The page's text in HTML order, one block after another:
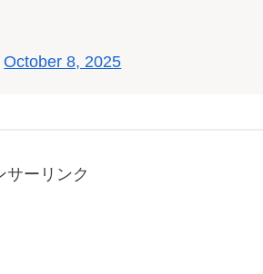
October 8, 2025
サーリンク